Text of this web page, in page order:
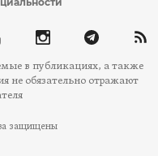
в публикациях, а также
не обязательно отражают
защищены